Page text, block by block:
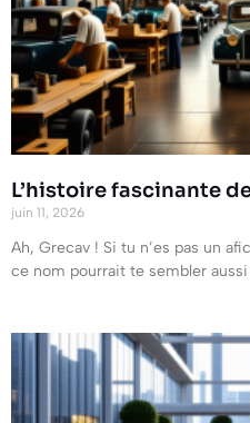
L’histoire fascinante
juin 11, 2026
Ah, Grecav ! Si tu n’es pas un
ce nom pourrait te sembler